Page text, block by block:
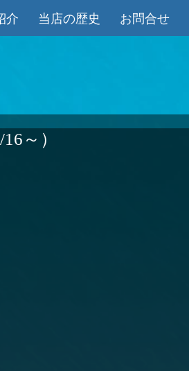
介 当店の歴史 お問合せ
～）